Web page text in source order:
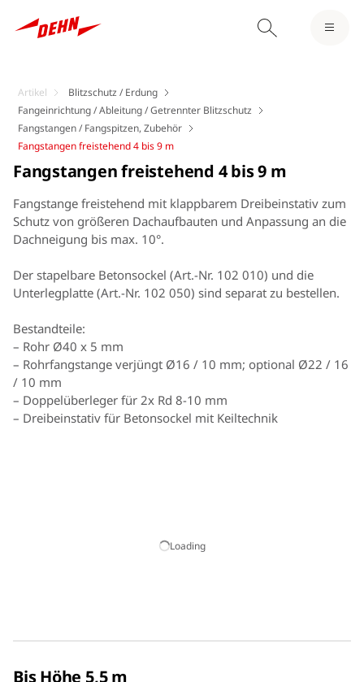
Artikel
Blitzschutz / Erdung
Fangeinrichtung / Ableitung / Getrennter Blitzschutz
Fangstangen / Fangspitzen, Zubehör
Fangstangen freistehend 4 bis 9 m
Loading
Fangstangen freistehend 4 bis 9 m
Fangstange freistehend mit klappbarem Dreibeinstativ zum
Schutz von größeren Dachaufbauten und Anpassung an die
Dachneigung bis max. 10°.
Der stapelbare Betonsockel (Art.-Nr. 102 010) und die
Unterlegplatte (Art.-Nr. 102 050) sind separat zu bestellen.
Bestandteile:
– Rohr Ø40 x 5 mm
– Rohrfangstange verjüngt Ø16 / 10 mm; optional Ø22 / 16
/ 10 mm
– Doppelüberleger für 2x Rd 8-10 mm
– Dreibeinstativ für Betonsockel mit Keiltechnik
Bis Höhe 5,5 m